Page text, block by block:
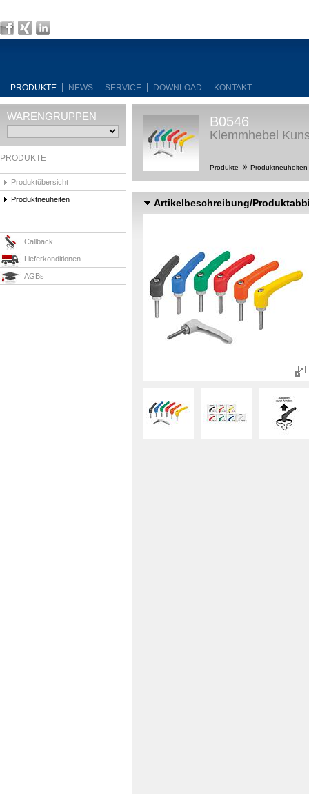
PRODUKTE NEWS SERVICE DOWNLOAD KONTAKT
WARENGRUPPEN
PRODUKTE
Produktübersicht
Produktneuheiten
Callback
Lieferkonditionen
AGBs
B0546
Klemmhebel
Produkte Produktneuheiten
Artikelbeschreibung/